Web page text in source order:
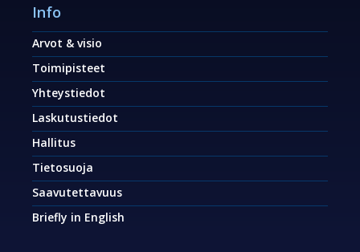
Info
Arvot & visio
Toimipisteet
Yhteystiedot
Laskutustiedot
Hallitus
Tietosuoja
Saavutettavuus
Briefly in English